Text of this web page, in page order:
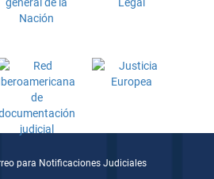
para Notificaciones Judiciales